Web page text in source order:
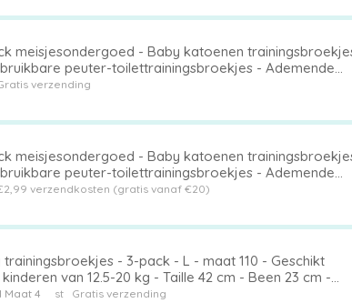
meisjesondergoed - Baby katoenen
peuter-toilettrainingsbroekjes - Ademende
- Geschikt voor jongens en meisjes van 0 - 6 kg
verzending
meisjesondergoed - Baby katoenen
peuter-toilettrainingsbroekjes - Ademende
- Geschikt voor jongens en meisjes van 0 - 6 kg
verzendkosten (gratis vanaf €20)
trainingsbroekjes - 3-pack - L - maat 110 - Geschikt
van 12.5-20 kg - Taille 42 cm - Been 23 cm -
48 cm - Broeklengte 23 cm - Trainingsbroekjes voor
Maat 4 st Gratis verzending